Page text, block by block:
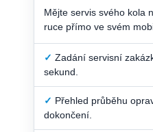
Mějte servis svého kola
ruce přímo ve svém
✓ Zadání servisní
sekund.
✓ Přehled průběhu
dokončení.